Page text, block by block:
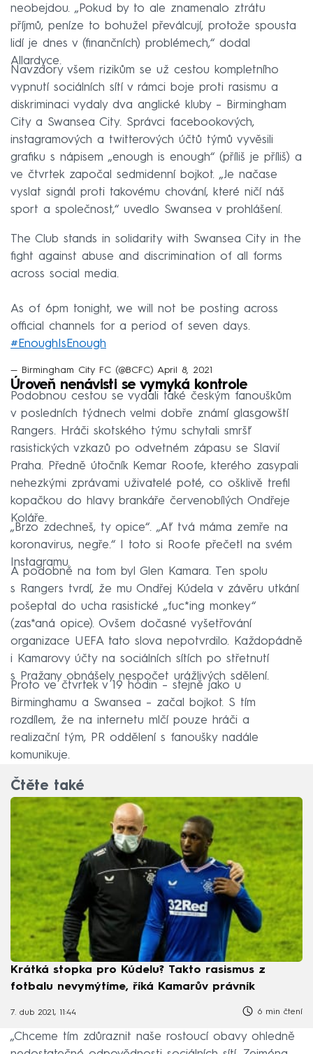
neobejdou. „Pokud by to ale znamenalo ztrátu
příjmů, peníze to bohužel převálcují, protože spousta
lidí je dnes v (finančních) problémech,“ dodal
Allardyce.
Navzdory všem rizikům se už cestou kompletního
vypnutí sociálních sítí v rámci boje proti rasismu a
diskriminaci vydaly dva anglické kluby – Birmingham
City a Swansea City. Správci facebookových,
instagramových a twitterových účtů týmů vyvěsili
grafiku s nápisem „enough is enough“ (příliš je příliš) a
ve čtvrtek započal sedmidenní bojkot. „Je načase
vyslat signál proti takovému chování, které ničí náš
sport a společnost,“ uvedlo Swansea v prohlášení.
The Club stands in solidarity with Swansea City in the
fight against abuse and discrimination of all forms
across social media.
As of 6pm tonight, we will not be posting across
official channels for a period of seven days.
#EnoughIsEnough
— Birmingham City FC (@BCFC) April 8, 2021
Úroveň nenávisti se vymyká kontrole
Podobnou cestou se vydali také českým fanouškům
v posledních týdnech velmi dobře známí glasgowští
Rangers. Hráči skotského týmu schytali smršť
rasistických vzkazů po odvetném zápasu se Slavií
Praha. Předně útočník Kemar Roofe, kterého zasypali
nehezkými zprávami uživatelé poté, co ošklivě trefil
kopačkou do hlavy brankáře červenobílých Ondřeje
Koláře.
„Brzo zdechneš, ty opice“. „Ať tvá máma zemře na
koronavirus, negře.“ I toto si Roofe přečetl na svém
Instagramu.
A podobně na tom byl Glen Kamara. Ten spolu
s Rangers tvrdí, že mu Ondřej Kúdela v závěru utkání
pošeptal do ucha rasistické „fuc*ing monkey“
(zas*aná opice). Ovšem dočasné vyšetřování
organizace UEFA tato slova nepotvrdilo. Každopádně
i Kamarovy účty na sociálních sítích po střetnutí
s Pražany obnášely nespočet urážlivých sdělení.
Proto ve čtvrtek v 19 hodin – stejně jako u
Birminghamu a Swansea – začal bojkot. S tím
rozdílem, že na internetu mlčí pouze hráči a
realizační tým, PR oddělení s fanoušky nadále
komunikuje.
Čtěte také
Krátká stopka pro Kúdelu? Takto rasismus z
fotbalu nevymýtíme, říká Kamarův právník
7. dub 2021, 11:44 6 min čtení
„Chceme tím zdůraznit naše rostoucí obavy ohledně